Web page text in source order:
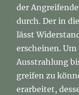
der
durch. Der in
lässt
erscheinen.
Ausstrahlung
greifen zu
erarbeitet,